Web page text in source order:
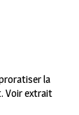
la
Voir extrait